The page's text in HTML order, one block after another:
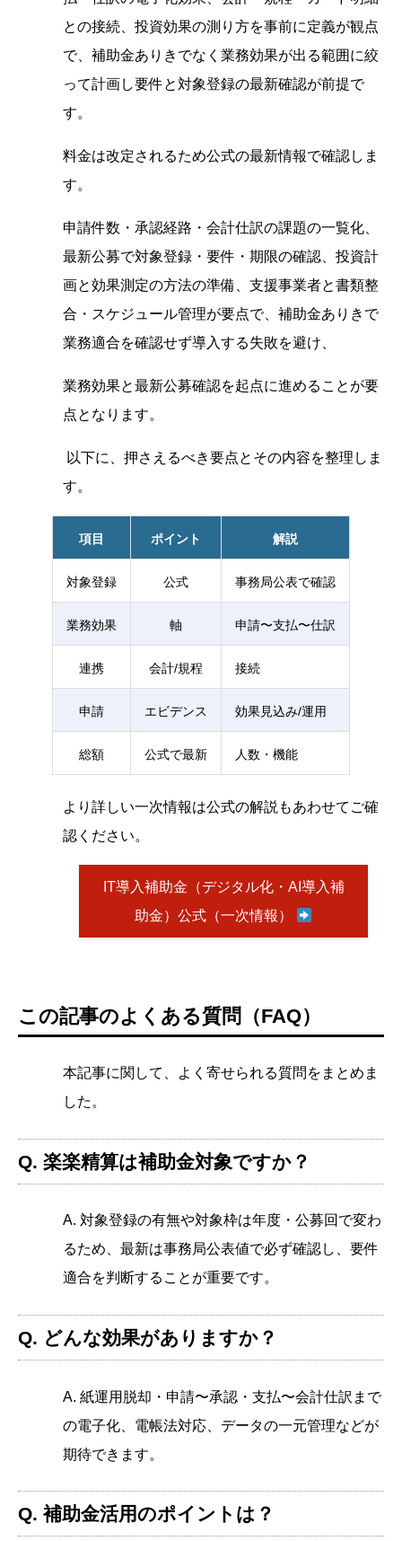
との接続、投資効果の測り方を事前に定義が観点
で、補助金ありきでなく業務効果が出る範囲に絞
って計画し要件と対象登録の最新確認が前提で
す。
料金は改定されるため公式の最新情報で確認しま
す。
申請件数・承認経路・会計仕訳の課題の一覧化、
最新公募で対象登録・要件・期限の確認、投資計
画と効果測定の方法の準備、支援事業者と書類整
合・スケジュール管理が要点で、補助金ありきで
業務適合を確認せず導入する失敗を避け、
業務効果と最新公募確認を起点に進めることが要
点となります。
以下に、押さえるべき要点とその内容を整理しま
す。
項目 ポイント 解説
対象登録 公式 事務局公表で確認
業務効果 軸 申請〜支払〜仕訳
連携 会計/規程 接続
申請 エビデンス 効果見込み/運用
総額 公式で最新 人数・機能
より詳しい一次情報は公式の解説もあわせてご確
認ください。
IT導入補助金（デジタル化・AI導入補
助金）公式（一次情報）
この記事のよくある質問（FAQ）
本記事に関して、よく寄せられる質問をまとめま
した。
Q. 楽楽精算は補助金対象ですか？
A. 対象登録の有無や対象枠は年度・公募回で変わ
るため、最新は事務局公表値で必ず確認し、要件
適合を判断することが重要です。
Q. どんな効果がありますか？
A. 紙運用脱却・申請〜承認・支払〜会計仕訳まで
の電子化、電帳法対応、データの一元管理などが
期待できます。
Q. 補助金活用のポイントは？